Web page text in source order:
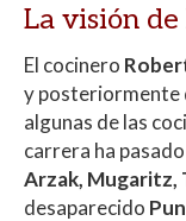
La visión
El cocinero
y posteriormente
algunas de las
carrera ha
Arzak, Mugaritz,
desaparecido